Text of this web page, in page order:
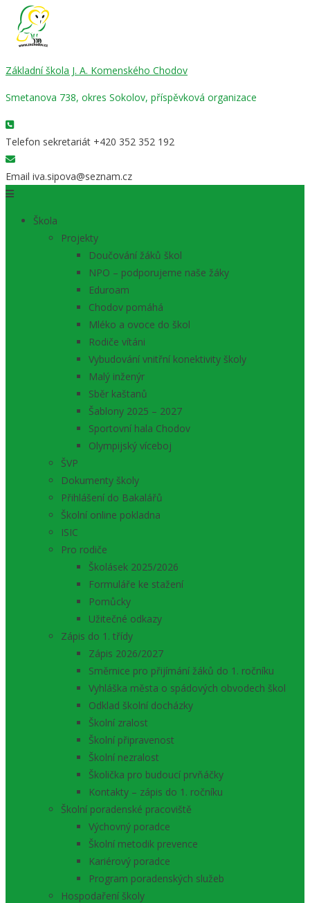
Základní škola J. A. Komenského Chodov
Smetanova 738, okres Sokolov, příspěvková organizace
Telefon sekretariát +420 352 352 192
Email iva.sipova@seznam.cz
Škola
Projekty
Doučování žáků škol
NPO – podporujeme naše žáky
Eduroam
Chodov pomáhá
Mléko a ovoce do škol
Rodiče vítáni
Vybudování vnitřní konektivity školy
Malý inženýr
Sběr kaštanů
Šablony 2025 – 2027
Sportovní hala Chodov
Olympijský víceboj
ŠVP
Dokumenty školy
Přihlášení do Bakalářů
Školní online pokladna
ISIC
Pro rodiče
Školásek 2025/2026
Formuláře ke stažení
Pomůcky
Užitečné odkazy
Zápis do 1. třídy
Zápis 2026/2027
Směrnice pro přijímání žáků do 1. ročníku
Vyhláška města o spádových obvodech škol
Odklad školní docházky
Školní zralost
Školní připravenost
Školní nezralost
Školička pro budoucí prvňáčky
Kontakty – zápis do 1. ročníku
Školní poradenské pracoviště
Výchovný poradce
Školní metodik prevence
Kariérový poradce
Program poradenských služeb
Hospodaření školy